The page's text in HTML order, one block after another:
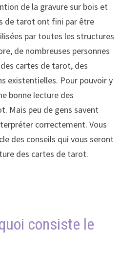
de la gravure sur bois et
de tarot ont fini par être
par toutes les structures
de nombreuses personnes
cartes de tarot, des
existentielles. Pour pouvoir y
bonne lecture des
Mais peu de gens savent
correctement. Vous
des conseils qui vous seront
des cartes de tarot.
consiste le